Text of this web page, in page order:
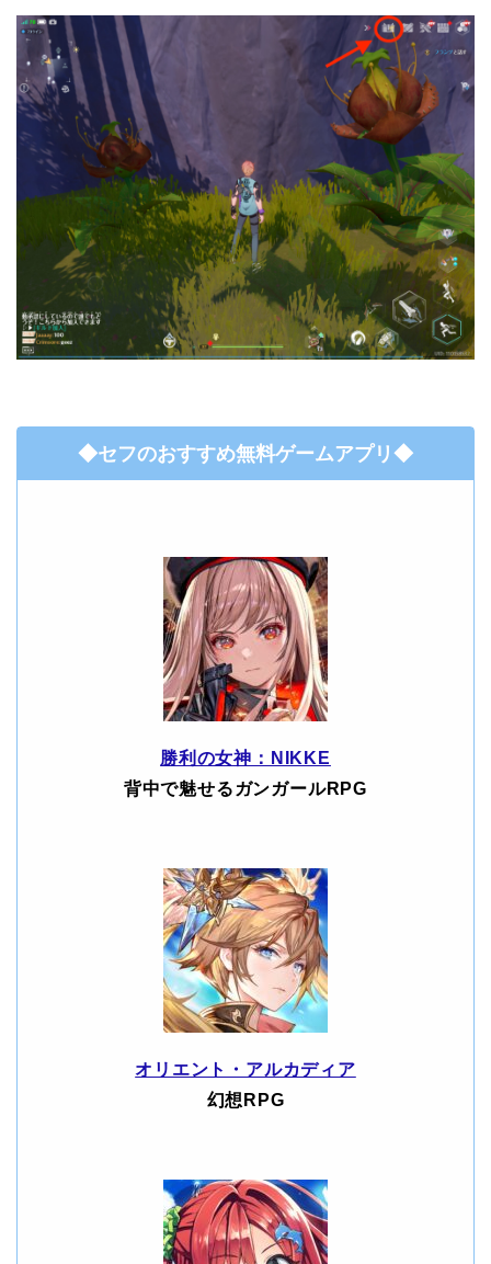
◆セフのおすすめ無料ゲームアプリ◆
勝利の女神：NIKKE
背中で魅せるガンガールRPG
オリエント・アルカディア
幻想RPG